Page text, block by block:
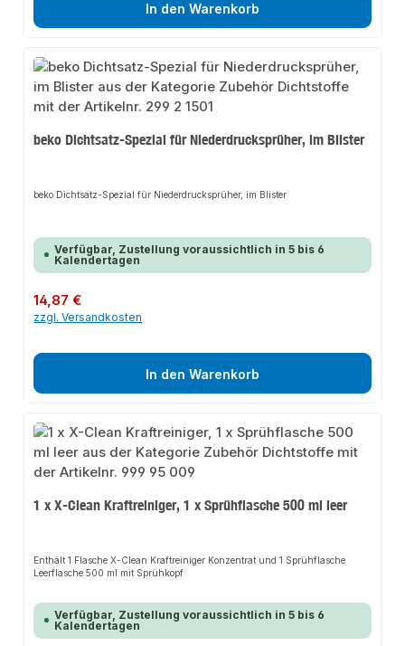
In den Warenkorb
beko Dichtsatz-Spezial für Niederdrucksprüher, im Blister
beko Dichtsatz-Spezial für Niederdrucksprüher, im Blister
Verfügbar, Zustellung voraussichtlich in 5 bis 6
Kalendertagen
Regulärer Preis:
14,87 €
zzgl. Versandkosten
In den Warenkorb
1 x X-Clean Kraftreiniger, 1 x Sprühflasche 500 ml leer
Enthält 1 Flasche X-Clean Kraftreiniger Konzentrat und 1 Sprühflasche
Leerflasche 500 ml mit Sprühkopf
Verfügbar, Zustellung voraussichtlich in 5 bis 6
Kalendertagen